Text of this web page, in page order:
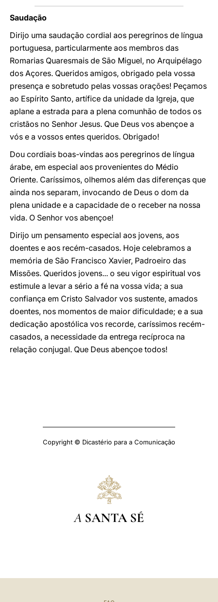
Saudação
Dirijo uma saudação cordial aos peregrinos de língua
portuguesa, particularmente aos membros das
Romarias Quaresmais de São Miguel, no Arquipélago
dos Açores. Queridos amigos, obrigado pela vossa
presença e sobretudo pelas vossas orações! Peçamos
ao Espírito Santo, artífice da unidade da Igreja, que
aplane a estrada para a plena comunhão de todos os
cristãos no Senhor Jesus. Que Deus vos abençoe a
vós e a vossos entes queridos. Obrigado!
Dou cordiais boas-vindas aos peregrinos de língua
árabe, em especial aos provenientes do Médio
Oriente. Caríssimos, olhemos além das diferenças que
ainda nos separam, invocando de Deus o dom da
plena unidade e a capacidade de o receber na nossa
vida. O Senhor vos abençoe!
Dirijo um pensamento especial aos jovens, aos
doentes e aos recém-casados. Hoje celebramos a
memória de São Francisco Xavier, Padroeiro das
Missões. Queridos jovens... o seu vigor espiritual vos
estimule a levar a sério a fé na vossa vida; a sua
confiança em Cristo Salvador vos sustente, amados
doentes, nos momentos de maior dificuldade; e a sua
dedicação apostólica vos recorde, caríssimos recém-
casados, a necessidade da entrega recíproca na
relação conjugal. Que Deus abençoe todos!
Copyright © Dicastério para a Comunicação
A SANTA SÉ